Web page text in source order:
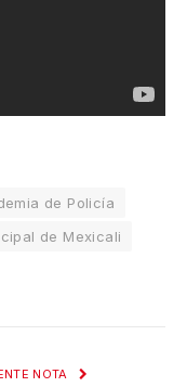
de Policía
de Mexicali
NOTA